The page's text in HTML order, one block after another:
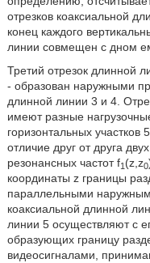
отрезков коаксиальной
конец каждого
линии совмещен с дном
Третий отрезок длинной
- образован наружными
длинной линии 3 и 4.
имеют разные
горизонтальных участков
отличие друг от друга
резонансных частот f1 (z,z0
координаты z границы
параллельными
коаксиальной длинной
линии 5 осуществляют с
образующих границу
видеосигналами,